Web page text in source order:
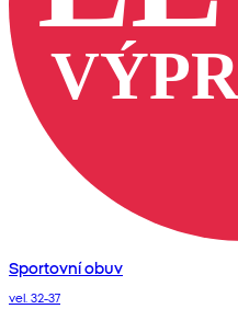
Sportovní obuv
vel. 32-37